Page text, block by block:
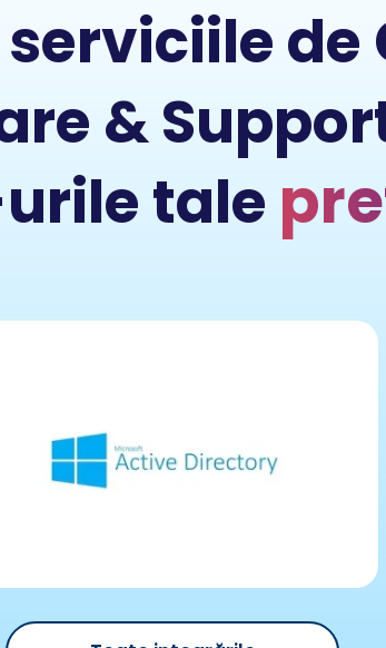
de
&
tale